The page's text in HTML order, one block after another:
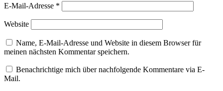
E-Mail-Adresse *
Website
Name, E-Mail-Adresse und Website in diesem Browser für
meinen nächsten Kommentar speichern.
Benachrichtige mich über nachfolgende Kommentare via E-
Mail.